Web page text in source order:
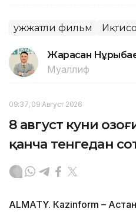
Ҳужжатли фильм
Жарасқан
Муаллиф
09:37, 09 Август 2026
8 август куни
қанча тенгедан
ALMATY. Кazinform –